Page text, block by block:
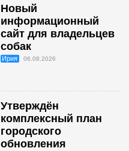
Новый
информационный
сайт для владельцев
собак
Ирия 06.08.2026
Утверждён
комплексный план
городского
обновления